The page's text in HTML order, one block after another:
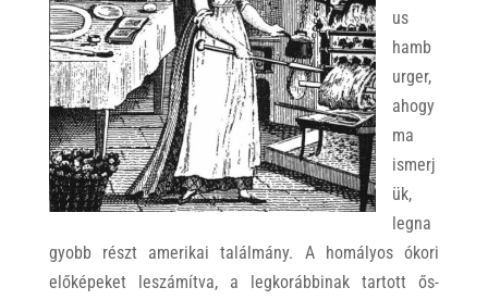
us
hamb
urger,
ahogy
ma
ismerj
ük,
legna
gyobb részt amerikai találmány. A homályos ókori
előképeket leszámítva, a legkorábbinak tartott ős-